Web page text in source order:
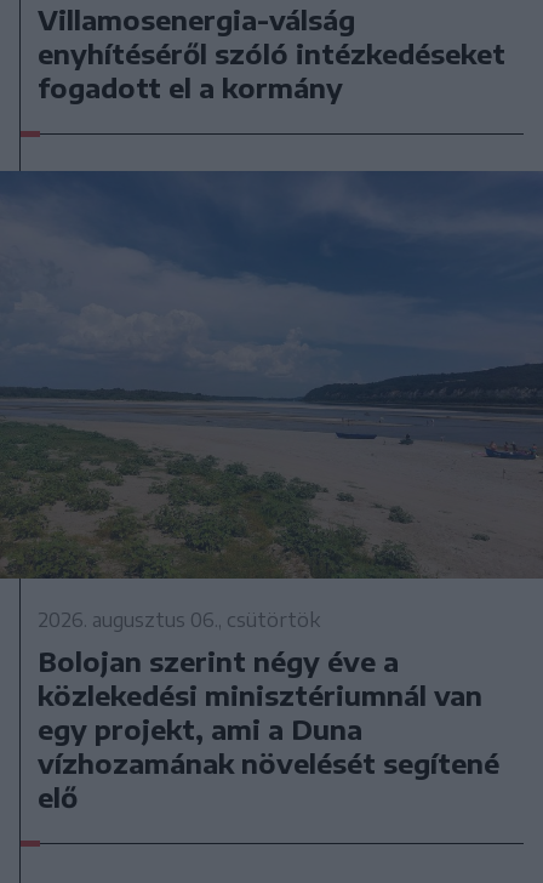
Villamosenergia-válság
enyhítéséről szóló intézkedéseket
fogadott el a kormány
2026. augusztus 06., csütörtök
Bolojan szerint négy éve a
közlekedési minisztériumnál van
egy projekt, ami a Duna
vízhozamának növelését segítené
elő